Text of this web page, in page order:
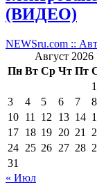
(ВИДЕО)
NEWSru.com ::
Август 2026
Пн Вт Ср Чт Пт
1
3
4 5 6 7 8
10 11 12 13 14
17 18 19 20 21
24 25 26 27 28
31
« Июл